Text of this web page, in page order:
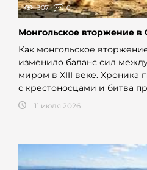
307 0
Монгольское вторжение
Как монгольское
изменило баланс сил
миром в XIII веке. Хроника
с крестоносцами и битва
11 июля 2026